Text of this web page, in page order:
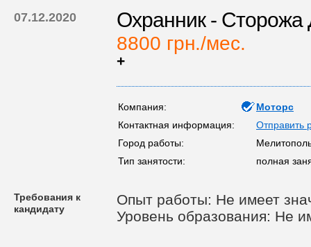
07.12.2020 Охранник - Сторожа
8800 грн./мес.
+
Компания:
Моторс
Контактная информация:
Отправить
Город работы:
Тип занятости:
полная
Требования к
кандидату
Опыт работы: Не имеет
Уровень образования: Не